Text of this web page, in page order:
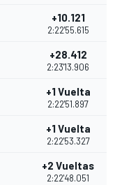
+10.121
2:22'55.615
+28.412
2:23'13.906
+1 Vuelta
2:22'51.897
+1 Vuelta
2:22'53.327
+2 Vueltas
2:22'48.051